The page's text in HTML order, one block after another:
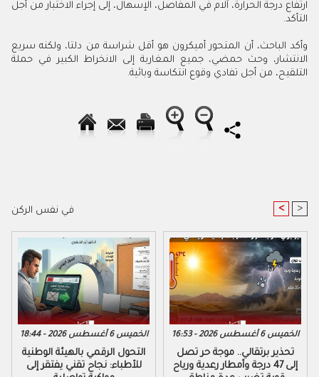
ارتفاع درجة الحرارة، آلام في المفاصل، الإسهال، إلى إجراء الاختبار من أجل
التأكد.
وأكد الباحث، أن المتحور أميكرون هو أقل شراسة من دلتا، ولكنه سريع
الانتشار، وحث حمضي، جميع المغاربة إلى الانخراط الكبير في حملة
التلقيح، من أجل تفادي وقوع انتكاسة وبائية.
في نفس الركن < >
الخميس 6 أغسطس 2026 - 18:44
التحول الرقمي بالهيئة الوطنية
للأطباء: نجاح تقني يفتقر إلى
الخميس 6 أغسطس 2026 - 16:53
تحذير برتقالي.. موجة حر تصل
إلى 47 درجة وأمطار رعدية ورياح